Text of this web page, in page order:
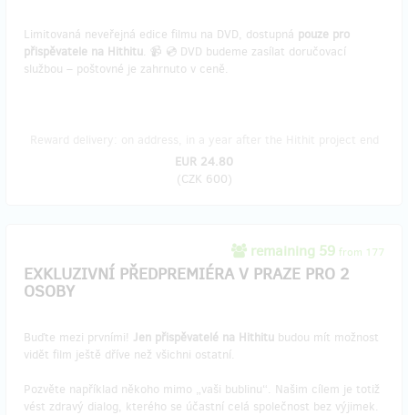
Limitovaná neveřejná edice filmu na DVD, dostupná pouze pro
přispěvatele na Hithitu. 📹 💿 DVD budeme zasílat doručovací
službou – poštovné je zahrnuto v ceně.
EUR 24.80
(CZK 600)
remaining 59 from 177
EXKLUZIVNÍ PŘEDPREMIÉRA V PRAZE PRO 2
OSOBY
Buďte mezi prvními! Jen přispěvatelé na Hithitu budou mít možnost
vidět film ještě dříve než všichni ostatní.
Pozvěte například někoho mimo „vaši bublinu“. Našim cílem je totiž
vést zdravý dialog, kterého se účastní celá společnost bez výjimek.